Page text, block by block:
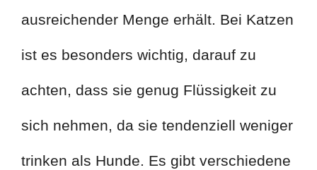
ausreichender Menge erhält. Bei Katzen
ist es besonders wichtig, darauf zu
achten, dass sie genug Flüssigkeit zu
sich nehmen, da sie tendenziell weniger
trinken als Hunde. Es gibt verschiedene